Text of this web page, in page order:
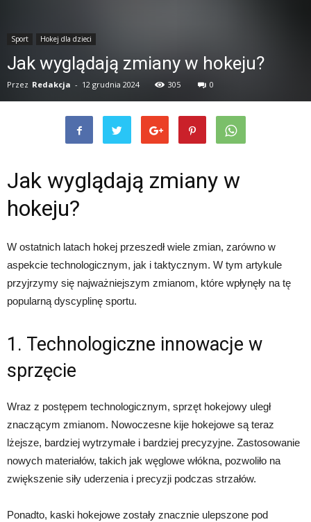
Sport Hokej dla dzieci
Jak wyglądają zmiany w hokeju?
Przez Redakcja - 12 grudnia 2024 305 0
Jak wyglądają zmiany w
hokeju?
W ostatnich latach hokej przeszedł wiele zmian, zarówno w
aspekcie technologicznym, jak i taktycznym. W tym artykule
przyjrzymy się najważniejszym zmianom, które wpłynęły na tę
popularną dyscyplinę sportu.
1. Technologiczne innowacje w
sprzęcie
Wraz z postępem technologicznym, sprzęt hokejowy uległ
znaczącym zmianom. Nowoczesne kije hokejowe są teraz
lżejsze, bardziej wytrzymałe i bardziej precyzyjne. Zastosowanie
nowych materiałów, takich jak węglowe włókna, pozwoliło na
zwiększenie siły uderzenia i precyzji podczas strzałów.
Ponadto, kaski hokejowe zostały znacznie ulepszone pod